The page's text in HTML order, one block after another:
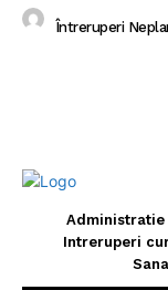
Întreruperi
Administratie
Intreruperi